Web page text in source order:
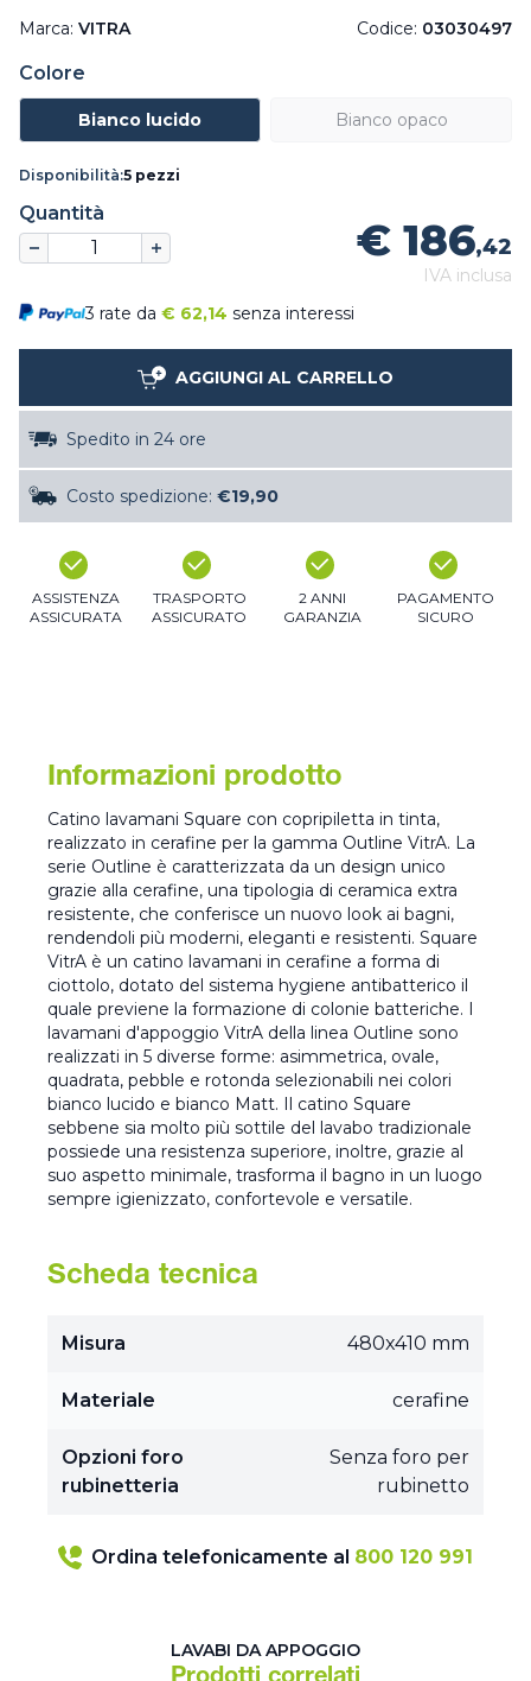
Marca: VITRA Codice: 03030497
Colore
Bianco lucido Bianco opaco
Disponibilità:5 pezzi
Quantità
€ 186,42
IVA inclusa
3 rate da € 62,14 senza interessi
AGGIUNGI AL CARRELLO
Spedito in 24 ore
Costo spedizione: €19,90
ASSISTENZA
ASSICURATA
TRASPORTO
ASSICURATO
2 ANNI
GARANZIA
PAGAMENTO
SICURO
Informazioni prodotto
Catino lavamani Square con copripiletta in tinta,
realizzato in cerafine per la gamma Outline VitrA. La
serie Outline è caratterizzata da un design unico
grazie alla cerafine, una tipologia di ceramica extra
resistente, che conferisce un nuovo look ai bagni,
rendendoli più moderni, eleganti e resistenti. Square
VitrA è un catino lavamani in cerafine a forma di
ciottolo, dotato del sistema hygiene antibatterico il
quale previene la formazione di colonie batteriche. I
lavamani d'appoggio VitrA della linea Outline sono
realizzati in 5 diverse forme: asimmetrica, ovale,
quadrata, pebble e rotonda selezionabili nei colori
bianco lucido e bianco Matt. Il catino Square
sebbene sia molto più sottile del lavabo tradizionale
possiede una resistenza superiore, inoltre, grazie al
suo aspetto minimale, trasforma il bagno in un luogo
sempre igienizzato, confortevole e versatile.
Scheda tecnica
Misura 480x410 mm
Materiale cerafine
Opzioni foro
rubinetteria
Senza foro per
rubinetto
Ordina telefonicamente al 800 120 991
LAVABI DA APPOGGIO